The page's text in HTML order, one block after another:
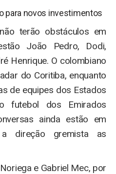
para novos investimentos
terão obstáculos em
João Pedro, Dodi,
Henrique. O colombiano
do Coritiba, enquanto
de equipes dos Estados
futebol dos Emirados
ainda estão em
direção gremista as
e Gabriel Mec, por